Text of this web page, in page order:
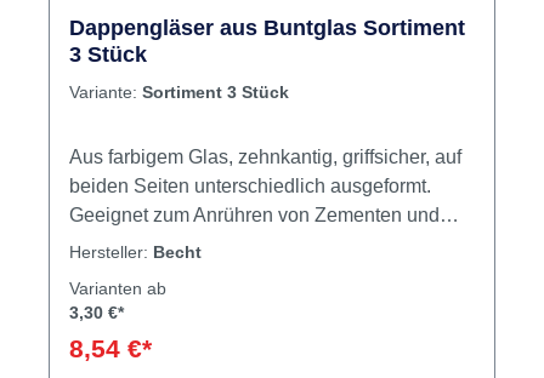
Dappengläser aus Buntglas Sortiment
3 Stück
Variante: Sortiment 3 Stück
Aus farbigem Glas, zehnkantig, griffsicher, auf
beiden Seiten unterschiedlich ausgeformt.
Geeignet zum Anrühren von Zementen und
Kunststoffen. Ø 32 mm , 30 mm hoch, ca. 2-3
Inhalt Dappengläser (klargelbrosalin)
Hersteller: Becht
Varianten ab
3,30 €*
8,54 €*